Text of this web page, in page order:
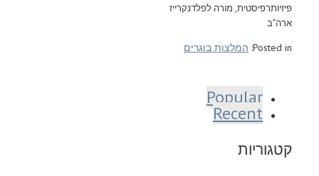
פיזיותרפיסטית, מורה לפלדנקרייז
ארה"ב
Posted in: המלצות בוגרים
Popular
Recent
קטגוריות